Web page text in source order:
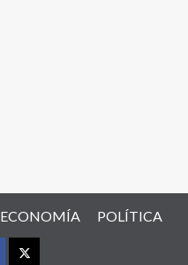
ECONOMÍA POLÍTICA